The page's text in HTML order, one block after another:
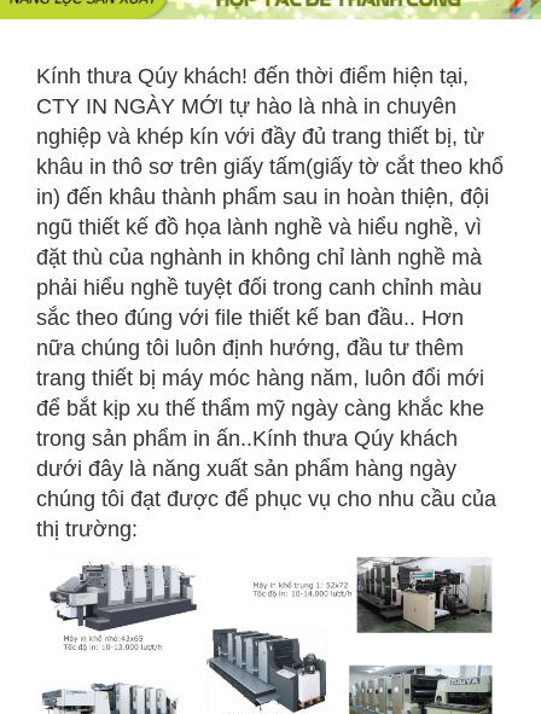
Kính thưa Qúy khách! đến thời điểm hiện tại,
CTY IN NGÀY MỚI tự hào là nhà in chuyên
nghiệp và khép kín với đầy đủ trang thiết bị, từ
khâu in thô sơ trên giấy tấm(giấy tờ cắt theo khổ
in) đến khâu thành phẩm sau in hoàn thiện, đội
ngũ thiết kế đồ họa lành nghề và hiểu nghề, vì
đặt thù của nghành in không chỉ lành nghề mà
phải hiểu nghề tuyệt đối trong canh chỉnh màu
sắc theo đúng với file thiết kế ban đầu.. Hơn
nữa chúng tôi luôn định hướng, đầu tư thêm
trang thiết bị máy móc hàng năm, luôn đổi mới
để bắt kịp xu thế thẩm mỹ ngày càng khắc khe
trong sản phẩm in ấn..Kính thưa Qúy khách
dưới đây là năng xuất sản phẩm hàng ngày
chúng tôi đạt được để phục vụ cho nhu cầu của
thị trường: